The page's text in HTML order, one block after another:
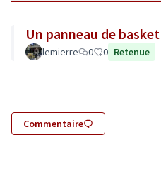
Un panneau de
lemierre 0 0 Retenue
Commentaire